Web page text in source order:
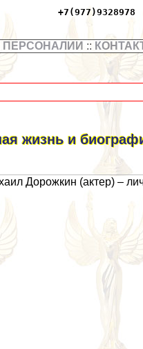
+7(977)9328978
ПЕРСОНАЛИИ ::
жизнь и